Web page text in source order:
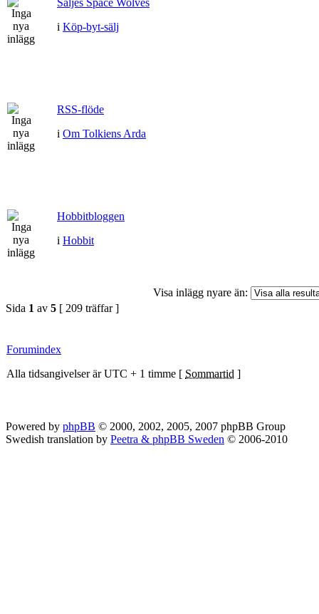
Säljes Space Wolves
i Köp-byt-sälj
RSS-flöde
i Om Tolkiens Arda
Hobbitbloggen
i Hobbit
Visa inlägg nyare än:
Sida 1 av 5 [ 209 träffar ]
Forumindex
Alla tidsangivelser är UTC + 1 timme [ Sommartid ]
Powered by phpBB © 2000, 2002, 2005, 2007 phpBB Group
Swedish translation by Peetra & phpBB Sweden © 2006-2010